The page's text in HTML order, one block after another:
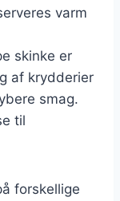
varm
skinke er
af krydderier
smag.
til
forskellige